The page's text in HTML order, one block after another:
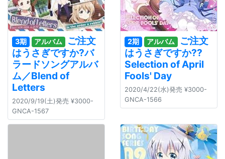
3期 アルバム
ご注文
はうさぎですか?バ
ラードソングアルバ
ム／Blend of
Letters
2020/9/19(土)発売 ¥3000-
GNCA-1567
2期 アルバム
ご注文
はうさぎですか??
Selection of April
Fools' Day
2020/4/22(水)発売 ¥3000-
GNCA-1566